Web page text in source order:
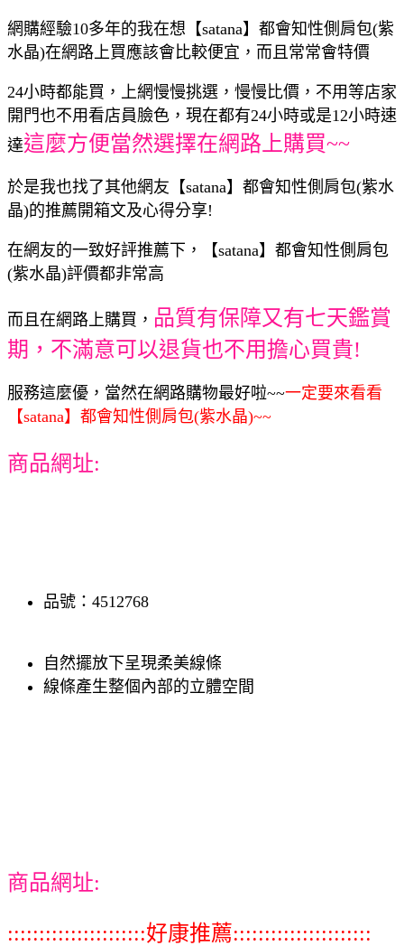
網購經驗10多年的我在想【satana】都會知性側肩包(紫
水晶)在網路上買應該會比較便宜，而且常常會特價
24小時都能買，上網慢慢挑選，慢慢比價，不用等店家
開門也不用看店員臉色，現在都有24小時或是12小時速
達這麼方便當然選擇在網路上購買~~
於是我也找了其他網友【satana】都會知性側肩包(紫水
晶)的推薦開箱文及心得分享!
在網友的一致好評推薦下，【satana】都會知性側肩包
(紫水晶)評價都非常高
而且在網路上購買， 品質有保障又有七天鑑賞
期，不滿意可以退貨也不用擔心買貴!
服務這麼優，當然在網路購物最好啦~~一定要來看看
【satana】都會知性側肩包(紫水晶)~~
商品網址:
品號：4512768
自然擺放下呈現柔美線條
線條產生整個內部的立體空間
商品網址:
::::::::::::::::::::::好康推薦::::::::::::::::::::::